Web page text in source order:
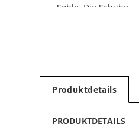
Produktdetails
PRODUKTDETAILS